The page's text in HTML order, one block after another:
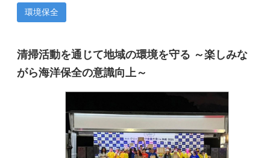
環境保全
清掃活動を通じて地域の環境を守る ～楽しみな
がら海洋保全の意識向上～